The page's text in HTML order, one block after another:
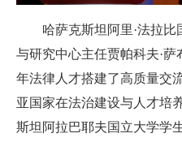
哈萨克斯坦阿里·法拉
与研究中心主任贾帕科夫·
年法律人才搭建了高质量交
亚国家在法治建设与人才培
斯坦阿拉巴耶夫国立大学学